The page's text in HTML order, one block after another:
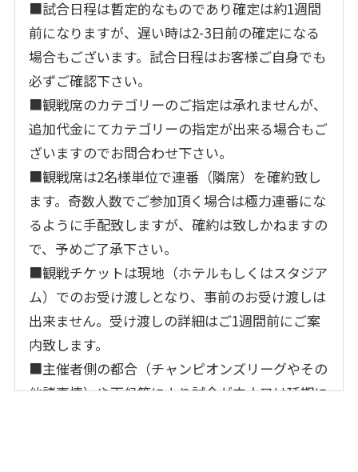
■試合日程は暫定的なものであり確定は約1週間
前になりますが、遅い時は2-3日前の確定になる
場合もございます。試合日程はお客様ご自身でも
必ずご確認下さい。
■観戦席のカテゴリーのご指定は承れませんが、
追加代金にてカテゴリーの指定が出来る場合もご
ざいますのでお問合わせ下さい。
■観戦席は2名様単位で連番（隣席）を確約致し
ます。奇数人数でご参加頂く場合は極力連番にな
るように手配致しますが、確約は致しかねますの
で、予めご了承下さい。
■観戦チケットは現地（ホテルもしくはスタジア
ム）でのお受け渡しとなり、事前のお受け渡しは
出来ません。受け渡しの詳細はご1週間前にご案
内致します。
■主催者側の都合（チャンピオンズリーグやその
他諸事情）や天候等により試合が中止又は延期に